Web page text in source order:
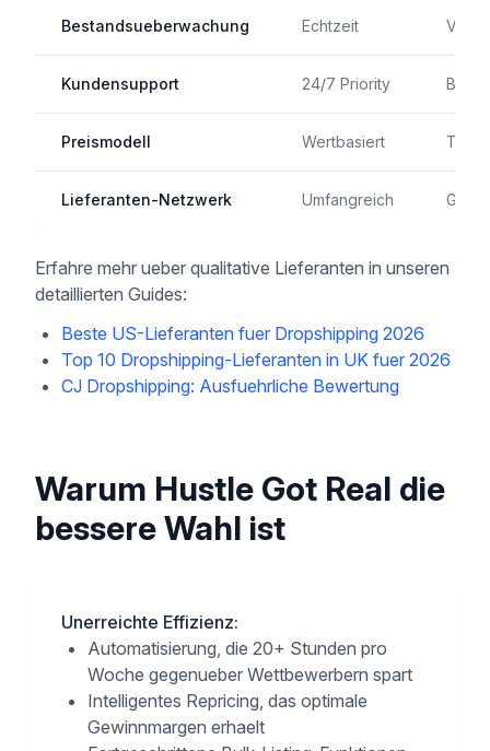
Bestandsueberwachung Echtzeit
Kundensupport 24/7 Priority
Preismodell Wertbasiert Teuer
Lieferanten-Netzwerk Umfangreich Gut
Erfahre mehr ueber qualitative Lieferanten in unseren
detaillierten Guides:
Beste US-Lieferanten fuer Dropshipping 2026
Top 10 Dropshipping-Lieferanten in UK fuer 2026
CJ Dropshipping: Ausfuehrliche Bewertung
Warum Hustle Got Real die
bessere Wahl ist
Unerreichte Effizienz:
Automatisierung, die 20+ Stunden pro
Woche gegenueber Wettbewerbern spart
Intelligentes Repricing, das optimale
Gewinnmargen erhaelt